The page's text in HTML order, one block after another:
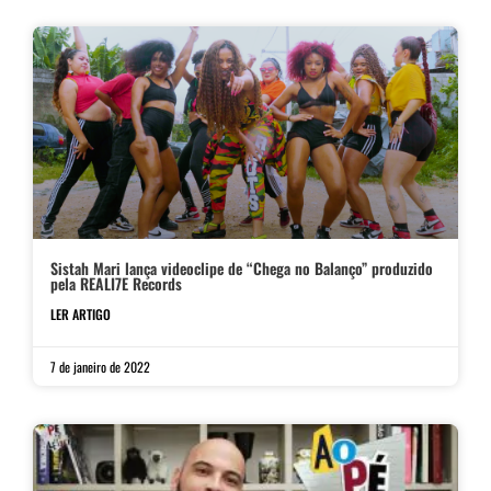
Sistah Mari lança videoclipe de “Chega no Balanço” produzido
pela REALI7E Records
LER ARTIGO
7 de janeiro de 2022